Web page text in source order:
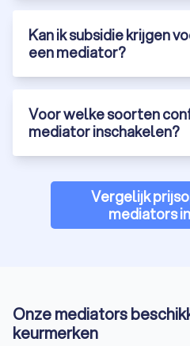
prijs, ervaring en aanpak. Zo
maken en de eerste stap zetten
mediation.
Of je nu te maken hebt met een
arbeidsconflict of een
mediator kan je helpen om de
de onderliggende belangen
jouw situatie bij Trustoo.
Kan ik subsidie krijgen
een mediator?
Voor welke soorten
mediator inschakelen?
Vergelijk
mediators
Onze mediators
keurmerken